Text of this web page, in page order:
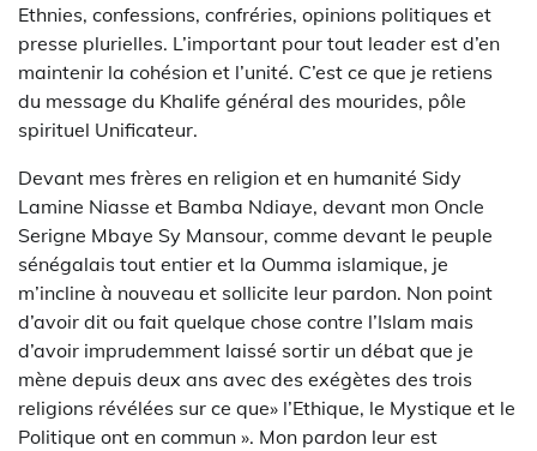
Ethnies, confessions, confréries, opinions politiques et
presse plurielles. L’important pour tout leader est d’en
maintenir la cohésion et l’unité. C’est ce que je retiens
du message du Khalife général des mourides, pôle
spirituel Unificateur.
Devant mes frères en religion et en humanité Sidy
Lamine Niasse et Bamba Ndiaye, devant mon Oncle
Serigne Mbaye Sy Mansour, comme devant le peuple
sénégalais tout entier et la Oumma islamique, je
m’incline à nouveau et sollicite leur pardon. Non point
d’avoir dit ou fait quelque chose contre l’Islam mais
d’avoir imprudemment laissé sortir un débat que je
mène depuis deux ans avec des exégètes des trois
religions révélées sur ce que» l’Ethique, le Mystique et le
Politique ont en commun ». Mon pardon leur est